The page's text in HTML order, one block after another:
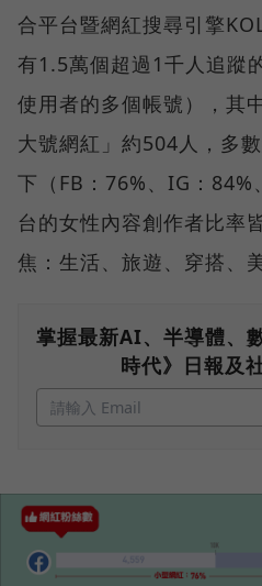
合平台暨網紅搜尋引擎
有1.5萬個超過1千人追蹤
使用者的多個帳號），其
大號網紅」約504人，多
下（FB：76%、IG：84%
台的女性內容創作者比率
焦：生活、旅遊、穿搭、
掌握最新AI、半導體、
時代》日報及